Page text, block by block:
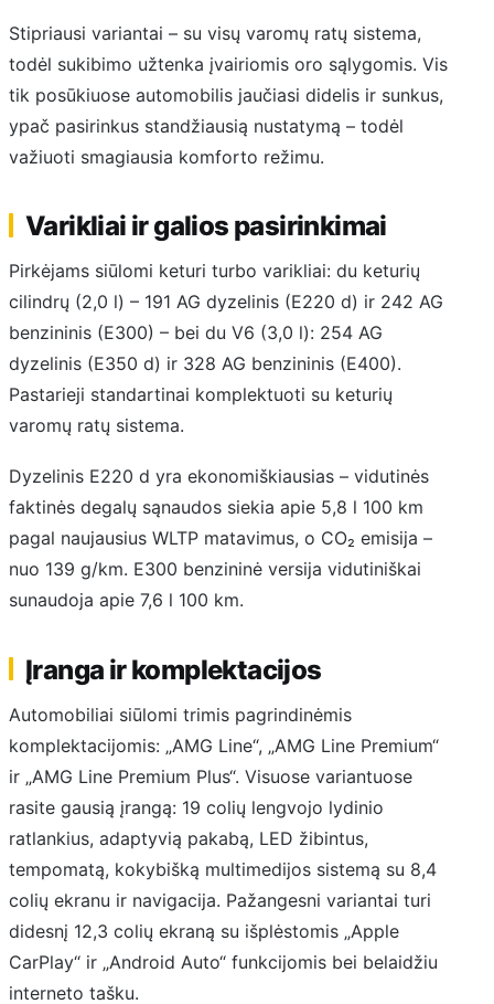
Stipriausi variantai – su visų varomų ratų sistema,
todėl sukibimo užtenka įvairiomis oro sąlygomis. Vis
tik posūkiuose automobilis jaučiasi didelis ir sunkus,
ypač pasirinkus standžiausią nustatymą – todėl
važiuoti smagiausia komforto režimu.
Varikliai ir galios pasirinkimai
Pirkėjams siūlomi keturi turbo varikliai: du keturių
cilindrų (2,0 l) – 191 AG dyzelinis (E220 d) ir 242 AG
benzininis (E300) – bei du V6 (3,0 l): 254 AG
dyzelinis (E350 d) ir 328 AG benzininis (E400).
Pastarieji standartinai komplektuoti su keturių
varomų ratų sistema.
Dyzelinis E220 d yra ekonomiškiausias – vidutinės
faktinės degalų sąnaudos siekia apie 5,8 l 100 km
pagal naujausius WLTP matavimus, o CO₂ emisija –
nuo 139 g/km. E300 benzininė versija vidutiniškai
sunaudoja apie 7,6 l 100 km.
Įranga ir komplektacijos
Automobiliai siūlomi trimis pagrindinėmis
komplektacijomis: „AMG Line“, „AMG Line Premium“
ir „AMG Line Premium Plus“. Visuose variantuose
rasite gausią įrangą: 19 colių lengvojo lydinio
ratlankius, adaptyvią pakabą, LED žibintus,
tempomatą, kokybišką multimedijos sistemą su 8,4
colių ekranu ir navigacija. Pažangesni variantai turi
didesnį 12,3 colių ekraną su išplėstomis „Apple
CarPlay“ ir „Android Auto“ funkcijomis bei belaidžiu
interneto tašku.